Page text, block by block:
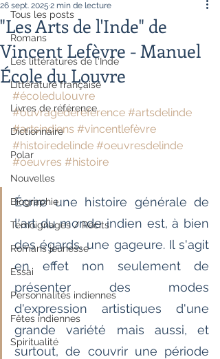
Tous les posts
Romans
Les littératures de l'Inde
Littérature française
Livres de référence
Dictionnaire
Polar
Nouvelles
Biographie
Témoignages / Récits
Romans jeunesse
Essai
Personnalités indiennes
Fêtes indiennes
Spiritualité
"Les Arts de l'Inde" de
Vincent Lefèvre - Manuel
École du Louvre
26 sept. 2025 2 min de lecture
#écoledulouvre
#ouvragederéférence #artsdelinde
#artsindiens #vincentlefèvre
#histoiredelinde #oeuvresdelinde
#oeuvres #histoire
Écrire une histoire générale de
l'art du monde indien est, à bien
des égards, une gageure. Il s'agit
en effet non seulement de
présenter des modes
d'expression artistiques d'une
grande variété mais aussi, et
surtout, de couvrir une période